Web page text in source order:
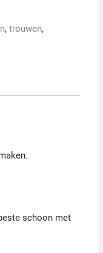
, trouwen,
schoon met